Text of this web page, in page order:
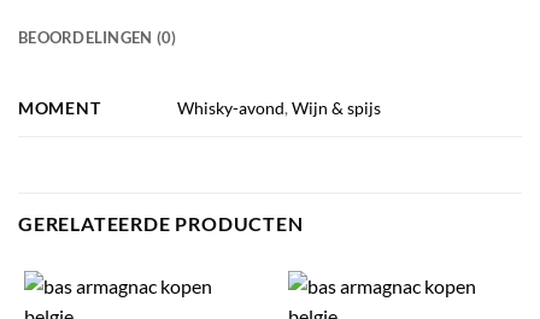
BEOORDELINGEN (0)
MOMENT Whisky-avond,Wijn & spijs
GERELATEERDE PRODUCTEN